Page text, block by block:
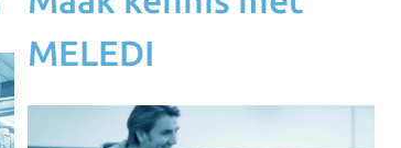
MELEDI